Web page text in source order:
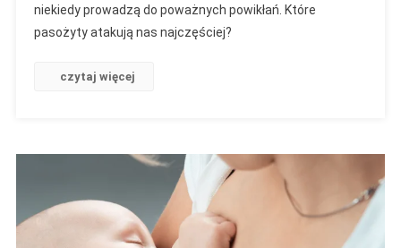
niekiedy prowadzą do poważnych powikłań. Które
pasożyty atakują nas najczęściej?
czytaj więcej